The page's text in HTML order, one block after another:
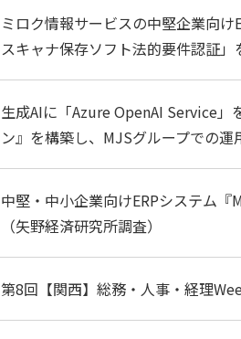
ミロク情報サービスの中堅企業向
スキャナ保存ソフト法的要件認証」
生成AIに「Azure OpenAI Service」
ン』を構築し、MJSグループでの運
中堅・中小企業向けERPシステム
（矢野経済研究所調査）
第8回【関西】総務・人事・経理